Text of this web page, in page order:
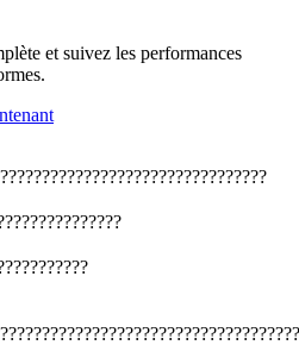
et suivez les performances